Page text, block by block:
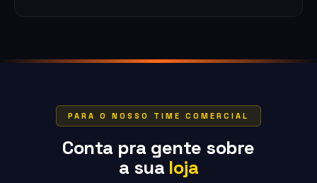
PARA O NOSSO TIME COMERCIAL
Conta pra gente sobre
a sua loja